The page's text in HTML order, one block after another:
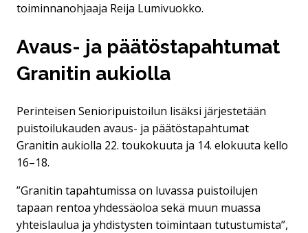
toiminnanohjaaja Reija Lumivuokko.
Avaus- ja päätöstapahtumat
Granitin aukiolla
Perinteisen Senioripuistoilun lisäksi järjestetään
puistoilukauden avaus- ja päätöstapahtumat
Granitin aukiolla 22. toukokuuta ja 14. elokuuta kello
16–18.
”Granitin tapahtumissa on luvassa puistoilujen
tapaan rentoa yhdessäoloa sekä muun muassa
yhteislaulua ja yhdistysten toimintaan tutustumista”,